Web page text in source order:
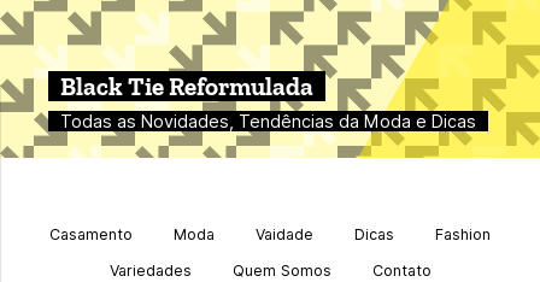
Black Tie Reformulada
Todas as Novidades, Tendências da Moda e Dicas
Casamento Moda Vaidade Dicas Fashion
Variedades Quem Somos Contato